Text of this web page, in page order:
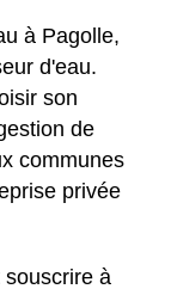
à Pagolle,
d'eau.
son
de
communes
privée
souscrire à